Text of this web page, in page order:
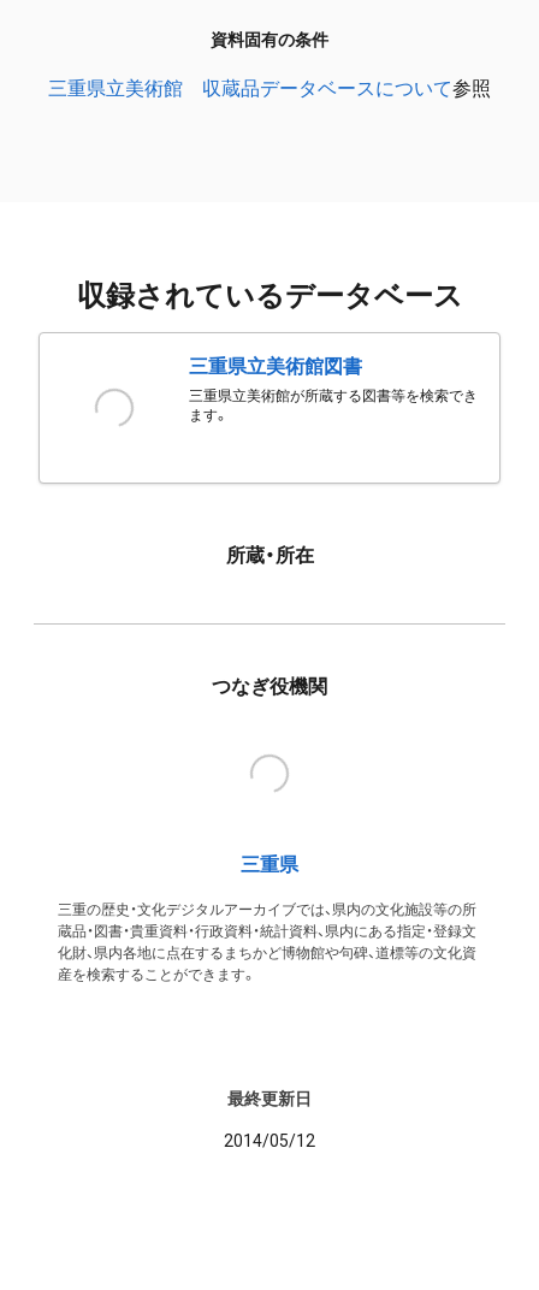
資料固有の条件
三重県立美術館 収蔵品データベースについて参照
収録されているデータベース
三重県立美術館図書
三重県立美術館が所蔵する図書等を検索でき
ます。
所蔵・所在
つなぎ役機関
三重県
三重の歴史・文化デジタルアーカイブでは、県内の文化施設等の所
蔵品・図書・貴重資料・行政資料・統計資料、県内にある指定・登録文
化財、県内各地に点在するまちかど博物館や句碑、道標等の文化資
産を検索することができます。
最終更新日
2014/05/12